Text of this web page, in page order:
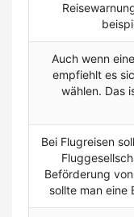
Auch wenn
empfiehlt es
wählen. Das
Bei Flugreisen
Beförderung
sollte man eine